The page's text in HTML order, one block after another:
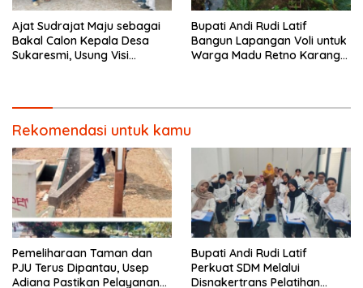
Ajat Sudrajat Maju sebagai
Bakal Calon Kepala Desa
Sukaresmi, Usung Visi
Bupati Andi Rudi Latif
Bangun Lapangan Voli untuk
Warga Madu Retno Karang
Rekomendasi untuk kamu
Pemeliharaan Taman dan
PJU Terus Dipantau, Usep
Adiana Pastikan Pelayanan
Bupati Andi Rudi Latif
Perkuat SDM Melalui
Disnakertrans Pelatihan